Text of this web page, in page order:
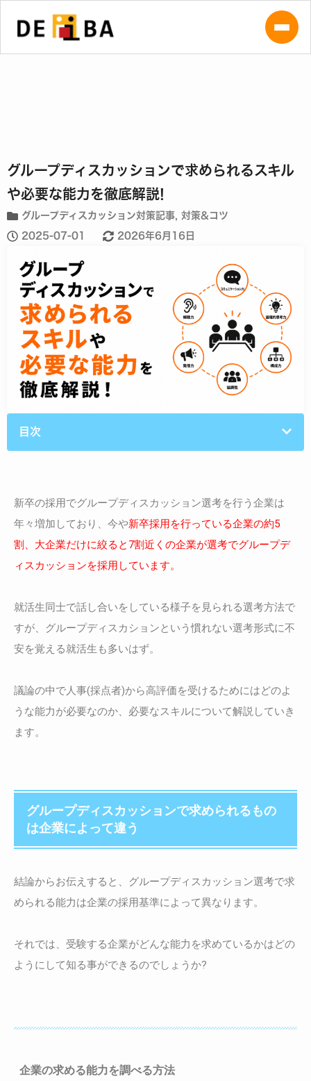
グループディスカッションで求められるスキル
や必要な能力を徹底解説!
グループディスカッション対策記事 対策&コツ
2025-07-01 2026年6月16日
目次
新卒の採用でグループディスカッション選考を行う企業は
年々増加しており、今や新卒採用を行っている企業の約5
割、大企業だけに絞ると7割近くの企業が選考でグループデ
ィスカッションを採用しています。
就活生同士で話し合いをしている様子を見られる選考方法で
すが、グループディスカションという慣れない選考形式に不
安を覚える就活生も多いはず。
議論の中で人事(採点者)から高評価を受けるためにはどのよ
うな能力が必要なのか、必要なスキルについて解説していき
ます。
グループディスカッションで求められるもの
は企業によって違う
結論からお伝えすると、グループディスカッション選考で求
められる能力は企業の採用基準によって異なります。
それでは、受験する企業がどんな能力を求めているかはどの
ようにして知る事ができるのでしょうか?
企業の求める能力を調べる方法